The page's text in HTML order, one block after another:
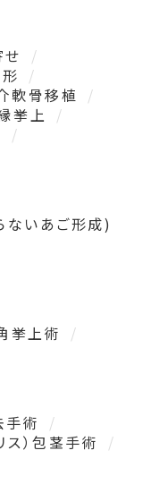
軟骨移植
挙上
ないあご形成)
挙上術
手術
ス）包茎手術